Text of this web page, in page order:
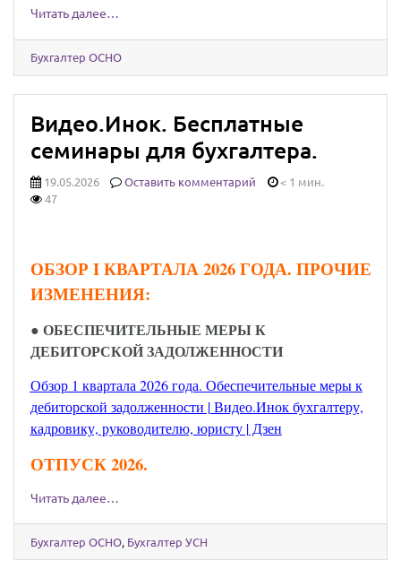
Читать далее…
Бухгалтер ОСНО
Видео.Инок. Бесплатные
семинары для бухгалтера.
19.05.2026 Оставить комментарий
< 1 мин.
47
ОБЗОР I КВАРТАЛА 2026 ГОДА. ПРОЧИЕ
ИЗМЕНЕНИЯ:
● ОБЕСПЕЧИТЕЛЬНЫЕ МЕРЫ К
ДЕБИТОРСКОЙ ЗАДОЛЖЕННОСТИ
Обзор 1 квартала 2026 года. Обеспечительные меры к
дебиторской задолженности | Видео.Инок бухгалтеру,
кадровику, руководителю, юристу | Дзен
ОТПУСК 2026.
Читать далее…
Бухгалтер ОСНО, Бухгалтер УСН